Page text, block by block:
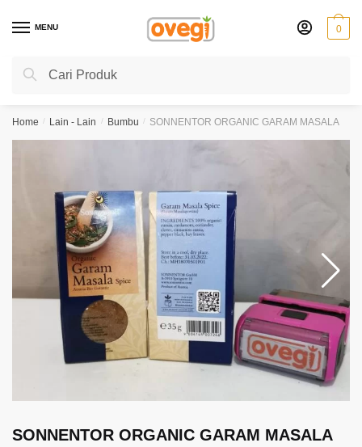
MENU
Search
Search
0
Home / Lain - Lain / Bumbu / SONNENTOR ORGANIC GARAM MASALA
SONNENTOR ORGANIC GARAM MASALA